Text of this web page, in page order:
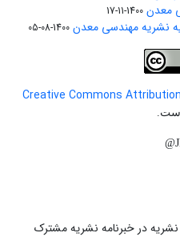
1400-11-17
نشریه مهندسی معدن 1400-08-05
Creative Commons Attribution
است.
نشریه در خبرنامه نشریه مشترک